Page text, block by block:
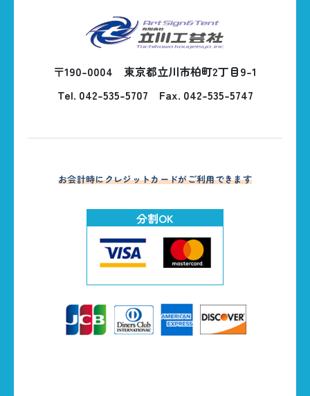
〒190-0004 東京都立川市柏町2丁目9-1
Tel. 042-535-5707 Fax. 042-535-5747
お会計時にクレジットカードがご利用できます
分割OK